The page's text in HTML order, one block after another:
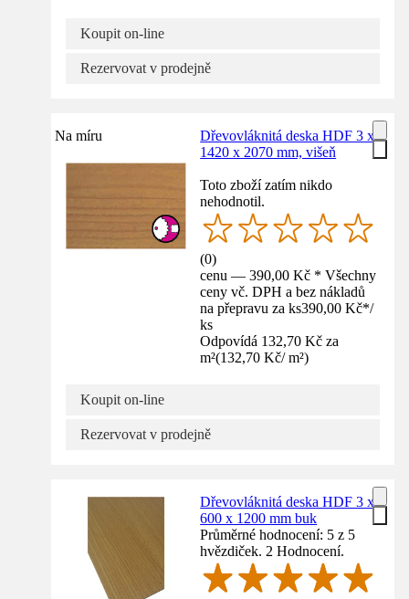
Koupit on-line
Rezervovat v prodejně
Na míru
Dřevovláknitá deska HDF 3 x
1420 x 2070 mm, višeň
Toto zboží zatím nikdo
nehodnotil.
(0)
cenu — 390,00 Kč * Všechny
ceny vč. DPH a bez nákladů
na přepravu za ks390,00 Kč*/
ks
Odpovídá 132,70 Kč za
m²(132,70 Kč/ m²)
Koupit on-line
Rezervovat v prodejně
Dřevovláknitá deska HDF 3 x
600 x 1200 mm buk
Průměrné hodnocení: 5 z 5
hvězdiček. 2 Hodnocení.